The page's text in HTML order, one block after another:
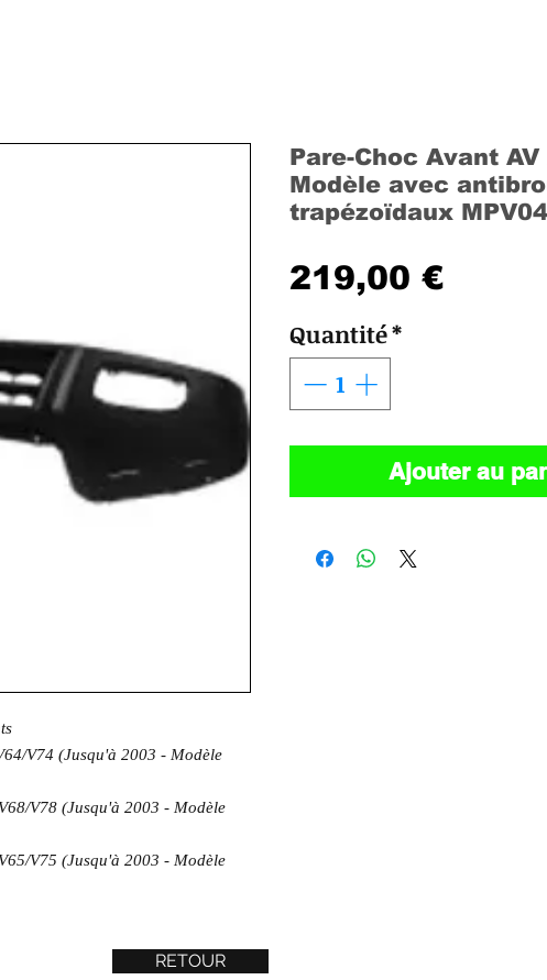
V74 (Jusqu'à 2003 - Modèle
V78 (Jusqu'à 2003 - Modèle
V75 (Jusqu'à 2003 - Modèle
Pare-Choc Avant AV
Modèle avec
trapézoïdaux
219,00 €Prix
Quantité*
Ajouter au
RETOUR